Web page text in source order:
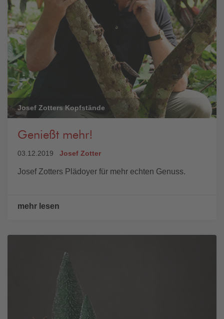
Josef Zotters Kopfstände
Genießt mehr!
03.12.2019 Josef Zotter
Josef Zotters Plädoyer für mehr echten Genuss.
mehr lesen